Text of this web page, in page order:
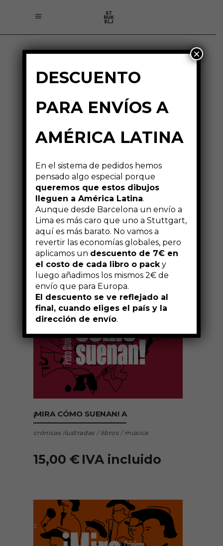
Mostrando los 9 resultados
Orden predeterminado
¡MIRA CÓMO SUENAN! A
crónicas ilustradas/libros/música
15,00 € IVA incluido
DESCUENTO
PARA ENVÍOS A
AMÉRICA LATINA
En el sistema de pedidos hemos
pensado algo especial porque
queremos que estos dibujos
lleguen a América Latina.
Aunque desde Barcelona un envío a
Lima es más caro que uno a Stuttgart,
aquí es más barato. No vamos a
revertir las economías globales, pero
aplicamos un descuento de 7€ en
el costo de cada libro o packy
luego añadimos los mismos 2€ de
envío que para Europa.
El descuento se ve reflejado al
final, cuando eliges el país y la
dirección de envío.
×